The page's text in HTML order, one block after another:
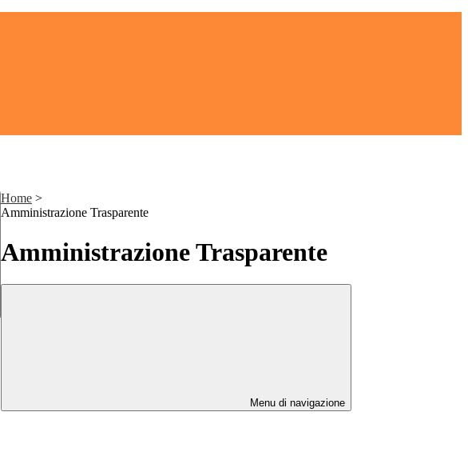
Home >
Amministrazione Trasparente
Amministrazione Trasparente
Menu di navigazione